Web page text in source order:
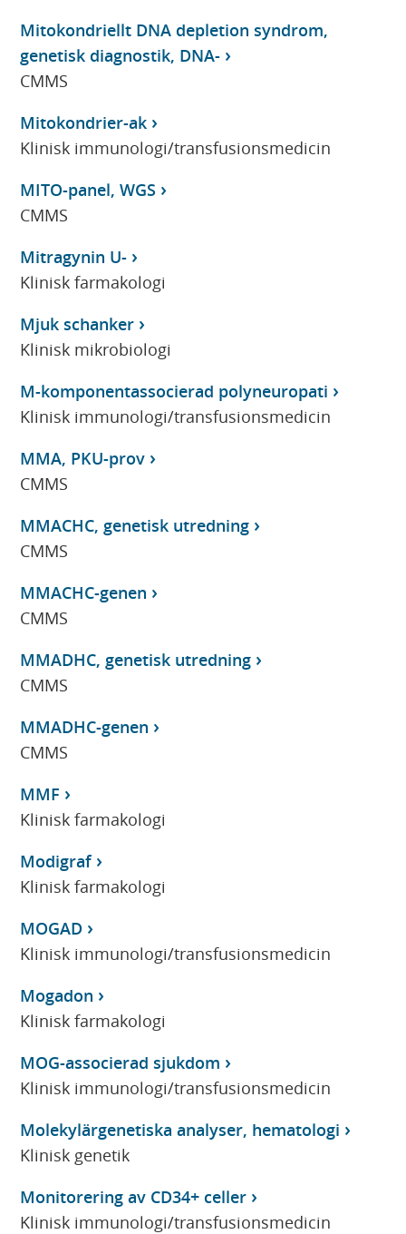
Mitokondriellt DNA depletion syndrom,
genetisk diagnostik, DNA-
CMMS
Mitokondrier-ak
Klinisk immunologi/transfusionsmedicin
MITO-panel, WGS
CMMS
Mitragynin U-
Klinisk farmakologi
Mjuk schanker
Klinisk mikrobiologi
M-komponentassocierad polyneuropati
Klinisk immunologi/transfusionsmedicin
MMA, PKU-prov
CMMS
MMACHC, genetisk utredning
CMMS
MMACHC-genen
CMMS
MMADHC, genetisk utredning
CMMS
MMADHC-genen
CMMS
MMF
Klinisk farmakologi
Modigraf
Klinisk farmakologi
MOGAD
Klinisk immunologi/transfusionsmedicin
Mogadon
Klinisk farmakologi
MOG-associerad sjukdom
Klinisk immunologi/transfusionsmedicin
Molekylärgenetiska analyser, hematologi
Klinisk genetik
Monitorering av CD34+ celler
Klinisk immunologi/transfusionsmedicin